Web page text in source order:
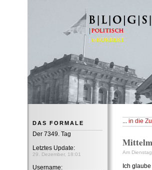
DAS FORMALE
Der 7349. Tag
Letztes Update:
29. Dezember, 18:01
Username:
... in die
Am
Ich